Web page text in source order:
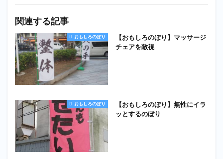
関連する記事
おもしろのぼり
【おもしろのぼり】マッサージ
チェアを敵視
おもしろのぼり
【おもしろのぼり】無性にイラ
ッとするのぼり